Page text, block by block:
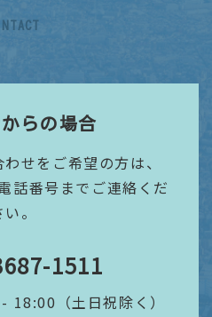
らの場合
せをご希望の方は、
話番号までご連絡くだ
。
TEL
1511
18:00（土日祝除く）